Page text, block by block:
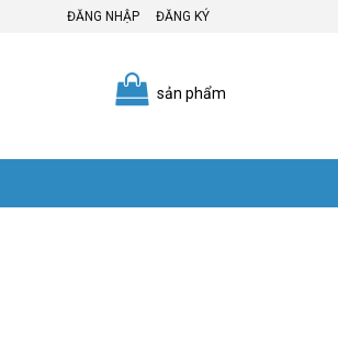
ĐĂNG NHẬP ĐĂNG KÝ
sản phẩm